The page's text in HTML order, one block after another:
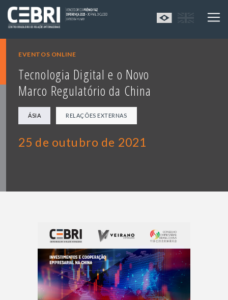
EVENTOS ONLINE
Tecnologia Digital e o Novo
Marco Regulatório da China
ÁSIA RELAÇÕES EXTERNAS
25 de outubro de 2021